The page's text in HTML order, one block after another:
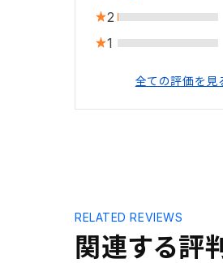
2
1
全ての評価を見
関連する評
RELATED REVIEWS